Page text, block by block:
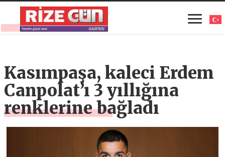
Kasımpaşa, kaleci Erdem
Canpolat’ı 3 yıllığına
renklerine bağladı